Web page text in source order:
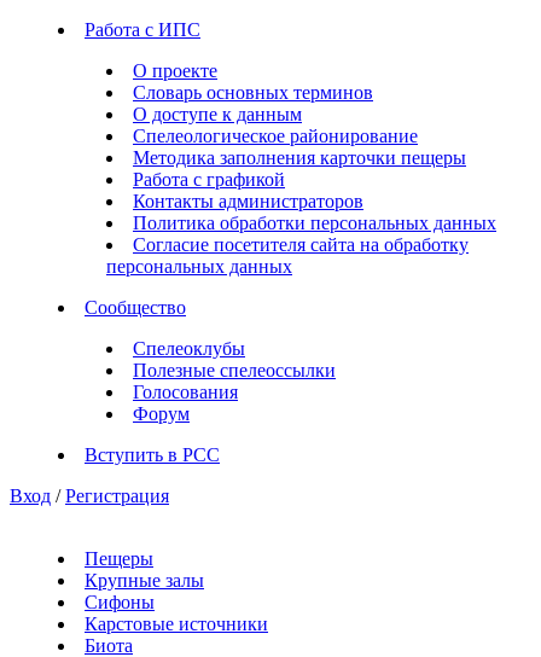
Работа с ИПС
О проекте
Словарь основных терминов
О доступе к данным
Спелеологическое районирование
Методика заполнения карточки пещеры
Работа с графикой
Контакты администраторов
Политика обработки персональных данных
Согласие посетителя сайта на обработку
персональных данных
Сообщество
Спелеоклубы
Полезные спелеоссылки
Голосования
Форум
Вступить в РСС
Вход / Регистрация
Пещеры
Крупные залы
Сифоны
Карстовые источники
Биота